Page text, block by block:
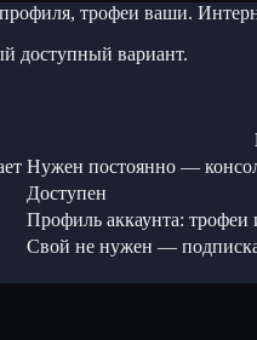
трофеи ваши.
доступный вариант.
Нужен постоянно —
Доступен
Профиль аккаунта: трофеи
Свой не нужен — подписка